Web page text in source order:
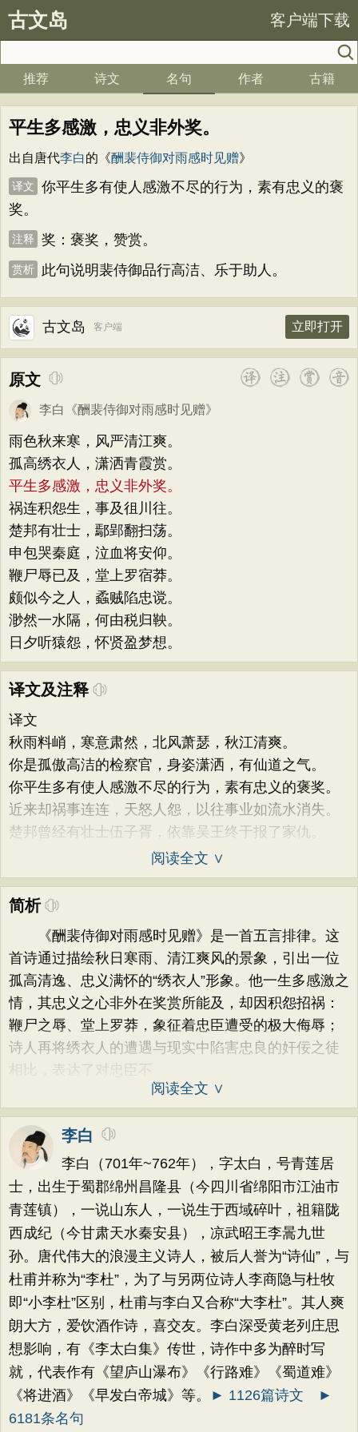
古文岛 客户端下载
推荐 诗文 名句 作者 古籍
平生多感激，忠义非外奖。
出自唐代李白的《酬裴侍御对雨感时见赠》
译文
你平生多有使人感激不尽的行为，素有忠义的褒
奖。
注释 奖：褒奖，赞赏。
赏析 此句说明裴侍御品行高洁、乐于助人。
古文岛 客户端 立即打开
原文
李白 《酬裴侍御对雨感时见赠》
雨色秋来寒，风严清江爽。
孤高绣衣人，潇洒青霞赏。
平生多感激，忠义非外奖。
祸连积怨生，事及徂川往。
楚邦有壮士，鄢郢翻扫荡。
申包哭秦庭，泣血将安仰。
鞭尸辱已及，堂上罗宿莽。
颇似今之人，蟊贼陷忠谠。
渺然一水隔，何由税归鞅。
日夕听猿怨，怀贤盈梦想。
译文及注释
译文
秋雨料峭，寒意肃然，北风萧瑟，秋江清爽。
你是孤傲高洁的检察官，身姿潇洒，有仙道之气。
你平生多有使人感激不尽的行为，素有忠义的褒奖。
近来却祸事连连，天怒人怨，以往事业如流水消失。
楚邦曾经有壮士伍子胥，依靠吴王终于报了家仇。
阅读全文 ∨
简析
《酬裴侍御对雨感时见赠》是一首五言排律。这
首诗通过描绘秋日寒雨、清江爽风的景象，引出一位
孤高清逸、忠义满怀的“绣衣人”形象。他一生多感激之
情，其忠义之心非外在奖赏所能及，却因积怨招祸：
鞭尸之辱、堂上罗莽，象征着忠臣遭受的极大侮辱；
诗人再将绣衣人的遭遇与现实中陷害忠良的奸佞之徒
相比，表达了对忠臣不
阅读全文 ∨
李白
李白（701年~762年），字太白，号青莲居
士，出生于蜀郡绵州昌隆县（今四川省绵阳市江油市
青莲镇），一说山东人，一说生于西域碎叶，祖籍陇
西成纪（今甘肃天水秦安县），凉武昭王李暠九世
孙。唐代伟大的浪漫主义诗人，被后人誉为“诗仙”，与
杜甫并称为“李杜”，为了与另两位诗人李商隐与杜牧
即“小李杜”区别，杜甫与李白又合称“大李杜”。其人爽
朗大方，爱饮酒作诗，喜交友。李白深受黄老列庄思
想影响，有《李太白集》传世，诗作中多为醉时写
就，代表作有《望庐山瀑布》《行路难》《蜀道难》
《将进酒》《早发白帝城》等。
► 1126篇诗文
►
6181条名句